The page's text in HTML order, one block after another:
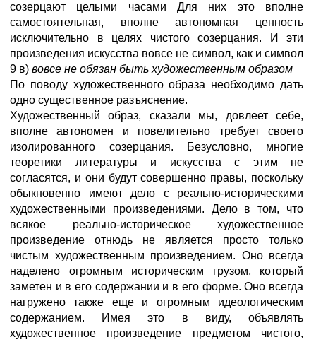
созерцают целыми часами Для них это вполне
самостоятельная, вполне автономная ценность
исключительно в целях чистого созерцания. И эти
произведения искусства вовсе не символ, как и символ
9 в) вовсе не обязан быть художественным образом
По поводу художественного образа необходимо дать
одно существенное разъяснение.
Художественный образ, сказали мы, довлеет себе,
вполне автономен и повелительно требует своего
изолированного созерцания. Безусловно, многие
теоретики литературы и искусства с этим не
согласятся, и они будут совершенно правы, поскольку
обыкновенно имеют дело с реально-историческими
художественными произведениями. Дело в том, что
всякое реально-историческое художественное
произведение отнюдь не является просто только
чистым художественным произведением. Оно всегда
наделено огромным историческим грузом, который
заметен и в его содержании и в его форме. Оно всегда
нагружено также еще и огромным идеологическим
содержанием. Имея это в виду, объявлять
художественное произведение предметом чистого,